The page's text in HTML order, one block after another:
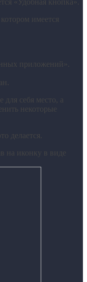
имеется
приложений».
для себя место, а
некоторые
делается.
на иконку в виде